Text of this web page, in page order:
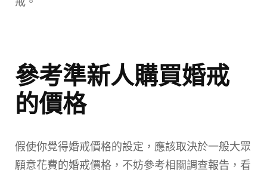
參考準新人購買婚戒
的價格
假使你覺得婚戒價格的設定，應該取決於一般大眾
願意花費的婚戒價格，不妨參考相關調查報告，看